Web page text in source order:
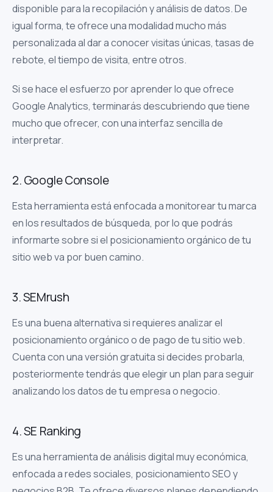
disponible para la recopilación y análisis de datos. De
igual forma, te ofrece una modalidad mucho más
personalizada al dar a conocer visitas únicas, tasas de
rebote, el tiempo de visita, entre otros.
Si se hace el esfuerzo por aprender lo que ofrece
Google Analytics, terminarás descubriendo que tiene
mucho que ofrecer, con una interfaz sencilla de
interpretar.
2. Google Console
Esta herramienta está enfocada a monitorear tu marca
en los resultados de búsqueda, por lo que podrás
informarte sobre si el posicionamiento orgánico de tu
sitio web va por buen camino.
3. SEMrush
Es una buena alternativa si requieres analizar el
posicionamiento orgánico o de pago de tu sitio web.
Cuenta con una versión gratuita si decides probarla,
posteriormente tendrás que elegir un plan para seguir
analizando los datos de tu empresa o negocio.
4. SE Ranking
Es una herramienta de análisis digital muy económica,
enfocada a redes sociales, posicionamiento SEO y